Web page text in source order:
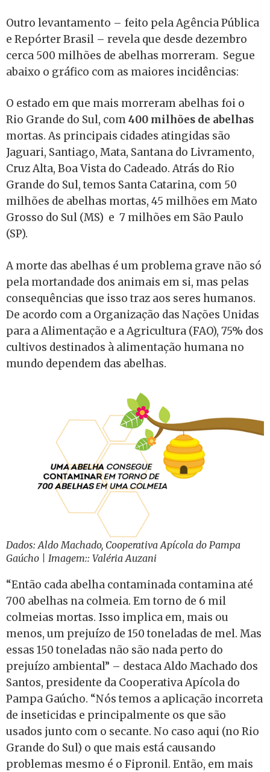
Outro levantamento – feito pela Agência Pública
e Repórter Brasil – revela que desde dezembro
cerca 500 milhões de abelhas morreram. Segue
abaixo o gráfico com as maiores incidências:
O estado em que mais morreram abelhas foi o
Rio Grande do Sul, com400 milhões de abelhas
mortas. As principais cidades atingidas são
Jaguari, Santiago, Mata, Santana do Livramento,
Cruz Alta, Boa Vista do Cadeado. Atrás do Rio
Grande do Sul, temos Santa Catarina, com 50
milhões de abelhas mortas, 45 milhões em Mato
Grosso do Sul (MS) e 7 milhões em São Paulo
(SP).
A morte das abelhas é um problema grave não só
pela mortandade dos animais em si, mas pelas
consequências que isso traz aos seres humanos.
De acordo com a Organização das Nações Unidas
para a Alimentação e a Agricultura (FAO), 75% dos
cultivos destinados à alimentação humana no
mundo dependem das abelhas.
Dados: Aldo Machado, Cooperativa Apícola do Pampa
Gaúcho | Imagem:: Valéria Auzani
“Então cada abelha contaminada contamina até
700 abelhas na colmeia. Em torno de 6 mil
colmeias mortas. Isso implica em, mais ou
menos, um prejuízo de 150 toneladas de mel. Mas
essas 150 toneladas não são nada perto do
prejuízo ambiental” – destaca Aldo Machado dos
Santos, presidente da Cooperativa Apícola do
Pampa Gaúcho. “Nós temos a aplicação incorreta
de inseticidas e principalmente os que são
usados junto com o secante. No caso aqui (no Rio
Grande do Sul) o que mais está causando
problemas mesmo é o Fipronil. Então, em mais